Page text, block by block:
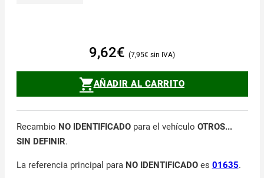
9,62€ 7,95€
AÑADIR AL CARRITO
Recambio NO IDENTIFICADOpara el vehículo OTROS...
SIN DEFINIR.
La referencia principal para NO IDENTIFICADOes 01635.